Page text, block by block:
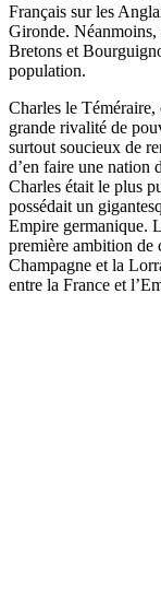
Français sur les
Gironde.
Bretons et
population.
Charles le
grande rivalité de
surtout soucieux de
d’en faire une nation
Charles était le plus
possédait un
Empire germanique.
première ambition de
Champagne et la
entre la France et